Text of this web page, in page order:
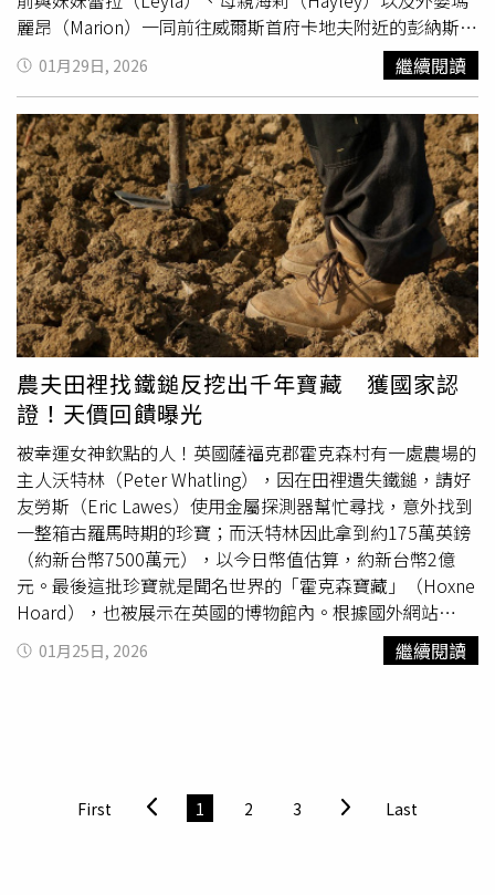
家人般的情誼，包括飾演資深獄警的張榮男，都對這位片場
老么照顧有加。不過，當時宣稱174公分的身高（多年後坦
承謊報，真實身高為176cm），也曾在拍攝時帶來意想不到
的困擾，例如與張榮男對戲時，就因為身高差距過大，站位
一不小心就會讓嚴肅場面瞬間爆笑，「有一場戲是榮男前輩
邊責罵我邊走過來，越靠近就得越抬頭，工作人員看到都笑
翻了。有時我還得把雙腿打開、降低身體拍。那時真的覺得
整體的和諧感很重要。只要一穿高跟鞋就更有壓力，反而覺
得個子小一點比較好。」除了話題冠軍《美麗的聲音》，台
灣大哥大MyVideo過年期間也集結多部類型豐富的新片與獨
家作品。全球票房已突破1.3億美金（約台幣41億）的《大
蟒蛇》搶先版強勢上架，韓影話題作品《全知讀者視角》，
喜愛動畫作品則有冒險新作《海綿寶寶電影版：尋寶大冒
險》搶先版、挪威成人動畫音樂喜劇電影《取精急轉彎》。
喜愛驚悚題材的觀眾，劉以豪、袁澧林與曹佑寧主演的驚悚
片《山忌 黃衣小飛俠》、越南恐怖電影《冥燈》、印尼電
影《冥婚》帶來恐怖新體驗；動作迷則可選擇刺激感官的
《暗影部隊》。此外，由王源、李晨等人主演的中國諜報懸
疑片《孤星計劃》與印尼恐怖片《侵愛家人》則在台灣大哥
大MyVideo獨家上架，從感動、歡笑到緊張刺激一次滿足。
麗昂（Marion）一同前往威爾斯首府卡地夫附近的彭納斯碼
頭（Penarth Pier）海灘散步。就在沙灘上，她注意到一顆
形狀特殊、大小約為網球的石頭，雖不起眼，卻異常沉重，
勁」，便用手機的Google Lens進行辨識，結果系統判定該
物為「隕石」。然而，亞莉安娜的父親當時以為這是人工智
慧的錯誤判斷，並未多加理會。直到幾日後，一位具有地質
專業背景的家族朋友到訪，檢視這顆石頭後立即表示：「這
絕對是一顆隕石！」隨即協助將其送往實驗室進行進一步鑑
定。經專家檢測與切割分析，確認這是一顆極為稀有的「含
鐵隕石」（Ferrous Iron Aerolite），形成於太陽系初期，
歷史長達45億年，是目前人類能夠親手接觸到的「最古老物
質之一」。在實驗室剖面檢查下，隕石內部甚至呈現出歷經
數十億年形成的金色微小晶體，讓亞莉安娜一家人驚嘆連
連。這項發現也讓亞莉安娜在學校聲名大噪，成為校園風雲
人物。她受邀在學校集會上親自講述
「現在每天都要帶一支筆，因為有很多同學找我簽名！」她
也難掩興奮地說：「我找到的東西，可能來自一顆早已不存
在的行星！」對於是否願意出售這顆隕石，亞莉安娜毫不猶
豫地表示：「不管給我多少錢，我都不會賣掉它。這是我找
到過最棒的東西，我想和全世界分享！」亞莉安娜在校園晨
會上向同學分享自己的驚奇發現，如今成為學校小名人。
（圖／翻攝自X，@NeuralSpace_）
01月29日, 2026 繼續閱讀
農夫田裡找鐵鎚反挖出千年寶藏 獲國家認
證！天價回饋曝光
被幸運女神欽點的人！英國薩福克郡霍克森村有一處農場的
主人沃特林（Peter Whatling），因在田裡遺失鐵鎚，請好
友勞斯（Eric Lawes）使用金屬探測器幫忙尋找，意外找到
一整箱古羅馬時期的珍寶；而沃特林因此拿到約175萬英鎊
（約新台幣7500萬元），以今日幣值估算，約新台幣2億
元。最後這批珍寶就是聞名世界的「霍克森寶藏」（Hoxne
Hoard），也被展示在英國的博物館內。根據國外網站
「IFLScience」報導，這個幸運的故事發生於1992年11
月，沃特林在薩福克郡霍克森村有一處農場，某次工作後不
隊到農場裡調查。之後考古人員發現這批古物規模驚人，共
含15233枚錢幣、銀器、黃金珠寶和很多湯匙，還有一些盥
01月25日, 2026 繼續閱讀
First 1 2 3 Last